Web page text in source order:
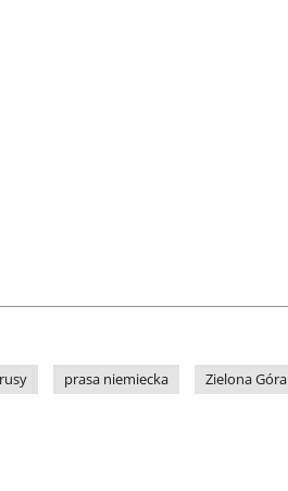
prasa niemiecka Zielona Góra